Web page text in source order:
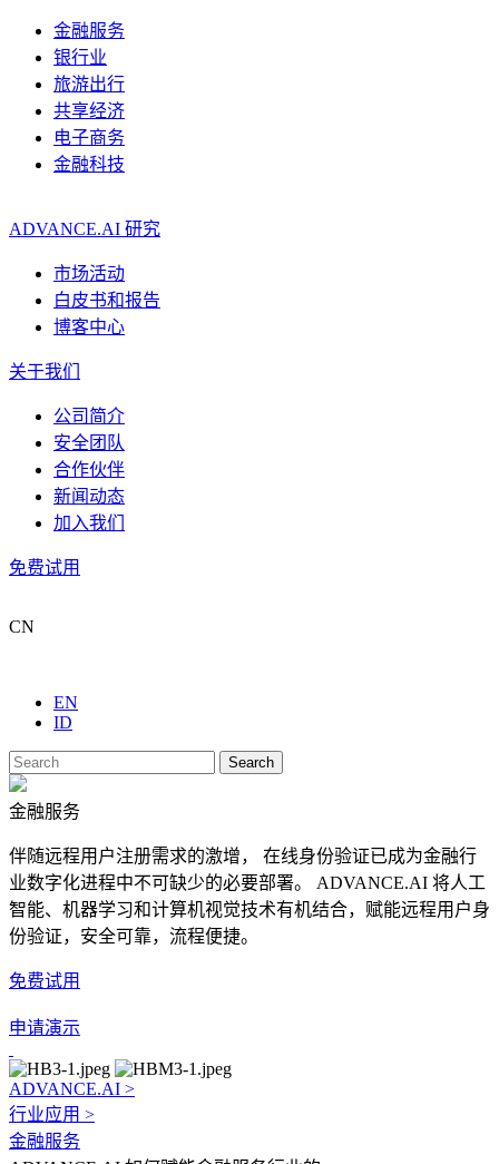
金融服务
银行业
旅游出行
共享经济
电子商务
金融科技
ADVANCE.AI 研究
市场活动
白皮书和报告
博客中心
关于我们
公司简介
安全团队
合作伙伴
新闻动态
加入我们
免费试用
CN
EN
ID
Search
金融服务
伴随远程用户注册需求的激增， 在线身份验证已成为金融行
业数字化进程中不可缺少的必要部署。 ADVANCE.AI 将人工
智能、机器学习和计算机视觉技术有机结合，赋能远程用户身
份验证，安全可靠，流程便捷。
免费试用
申请演示
ADVANCE.AI >
行业应用 >
金融服务